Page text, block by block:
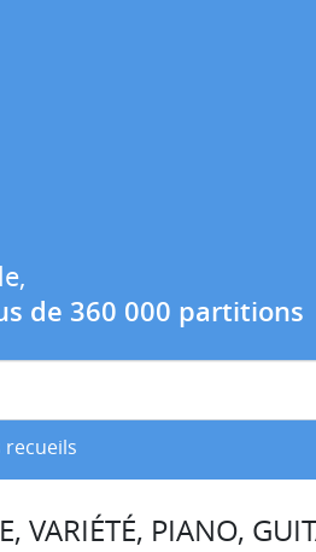
de 360 000 partitions
recueils
VARIÉTÉ, PIANO,